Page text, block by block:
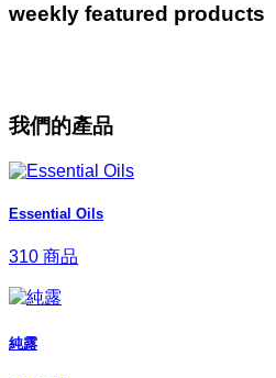
weekly featured products
我們的產品
Essential Oils
310 商品
純露